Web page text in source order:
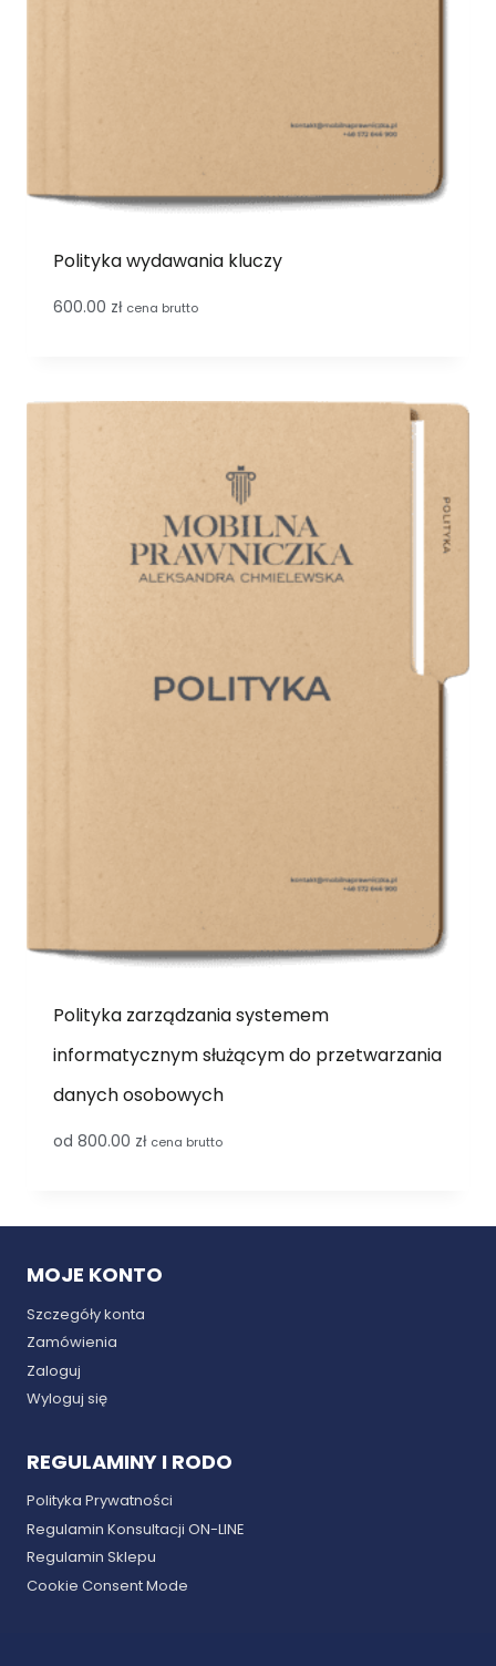
Polityka wydawania kluczy
600.00 zł cena brutto
Polityka zarządzania systemem
informatycznym służącym do przetwarzania
danych osobowych
od 800.00 zł cena brutto
MOJE KONTO
Szczegóły konta
Zamówienia
Zaloguj
Wyloguj się
REGULAMINY I RODO
Polityka Prywatności
Regulamin Konsultacji ON-LINE
Regulamin Sklepu
Cookie Consent Mode